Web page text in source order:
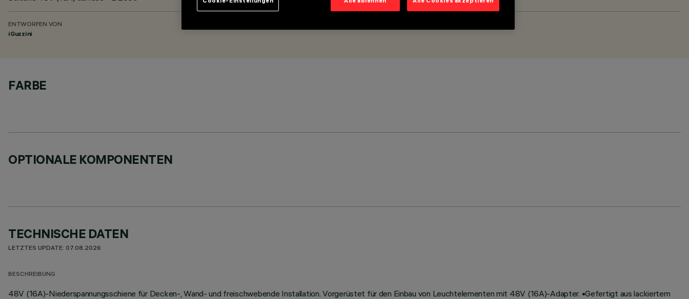
ENTWORFEN VON
iGuzzini
FARBE
OPTIONALE KOMPONENTEN
TECHNISCHE DATEN
LETZTES UPDATE: 07.08.2026
BESCHREIBUNG
48V (16A)-Niederspannungsschiene für Decken-, Wand- und freischwebende Installation. Vorgerüstet für den Einbau von Leuchtelementen mit 48V (16A)-Adapter. •Gefertigt aus lackiertem